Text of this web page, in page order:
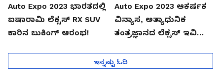
Auto Expo 2023 ಭಾರತದಲ್ಲಿ
ಐಷಾರಾಮಿ ಲೆಕ್ಸಸ್ RX SUV
ಕಾರಿನ ಬುಕಿಂಗ್ ಆರಂಭ!
Auto Expo 2023 ಆಕರ್ಷಕ
ವಿನ್ಯಾಸ, ಅತ್ಯಾಧುನಿಕ
ತಂತ್ರಜ್ಞಾನದ ಲೆಕ್ಸಸ್ ಇವಿ
ಇನ್ನಷ್ಟು ಓದಿ